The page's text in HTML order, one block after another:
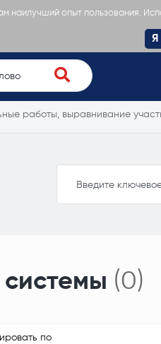
наилучший опыт пользования.
Я
работы, выравнивание
(0)
по